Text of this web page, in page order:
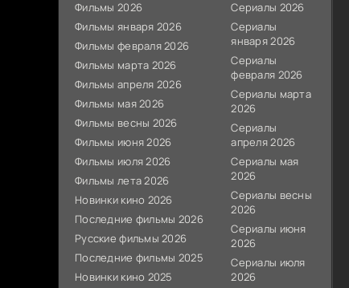
Фильмы 2026
Фильмы января 2026
Фильмы февраля 2026
Фильмы марта 2026
Фильмы апреля 2026
Фильмы мая 2026
Фильмы весны 2026
Фильмы июня 2026
Фильмы июля 2026
Фильмы лета 2026
Новинки кино 2026
Последние фильмы 2026
Русские фильмы 2026
Последние фильмы 2025
Новинки кино 2025
Сериалы 2026
Сериалы
января 2026
Сериалы
февраля 2026
Сериалы марта
2026
Сериалы
апреля 2026
Сериалы мая
2026
Сериалы весны
2026
Сериалы июня
2026
Сериалы июля
2026